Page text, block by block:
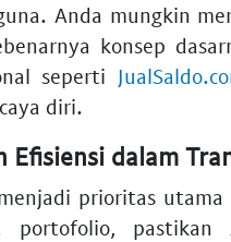
Anda mungkin
konsep
seperti
diri.
Efisiensi dalam
prioritas
portofolio, pastikan